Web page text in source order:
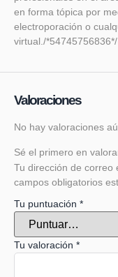
en forma tópica por
electroporación o
virtual./*54745756836*/
Valoraciones
No hay valoraciones
Sé el primero en
Tu dirección de correo
campos obligatorios
Tu puntuación *
Tu valoración *